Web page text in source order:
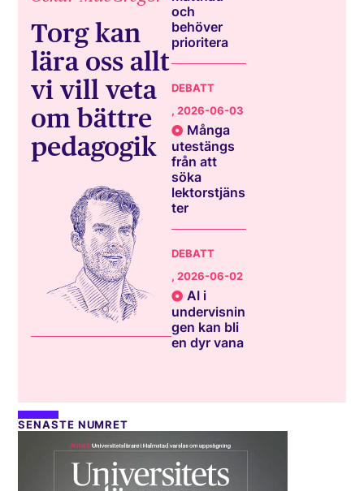
Torg kan
lära oss allt
vi vill veta
om bättre
pedagogik
och
behöver
prioritera
DEBATT
, 2026-06-03
Många
utestängs
från att
söka
lektorstjäns
ter
DEBATT
, 2026-06-02
AI i
undervisnin
gen kan bli
en dyr vana
SENASTE NUMRET